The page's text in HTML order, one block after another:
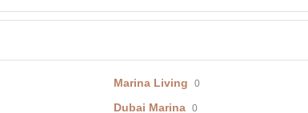
Marina Living 0
Dubai Marina 0